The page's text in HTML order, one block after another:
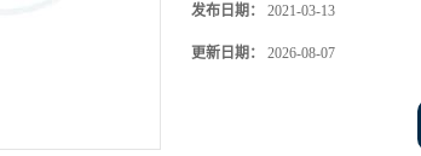
发布日期： 2021-03-13
更新日期： 2026-08-07